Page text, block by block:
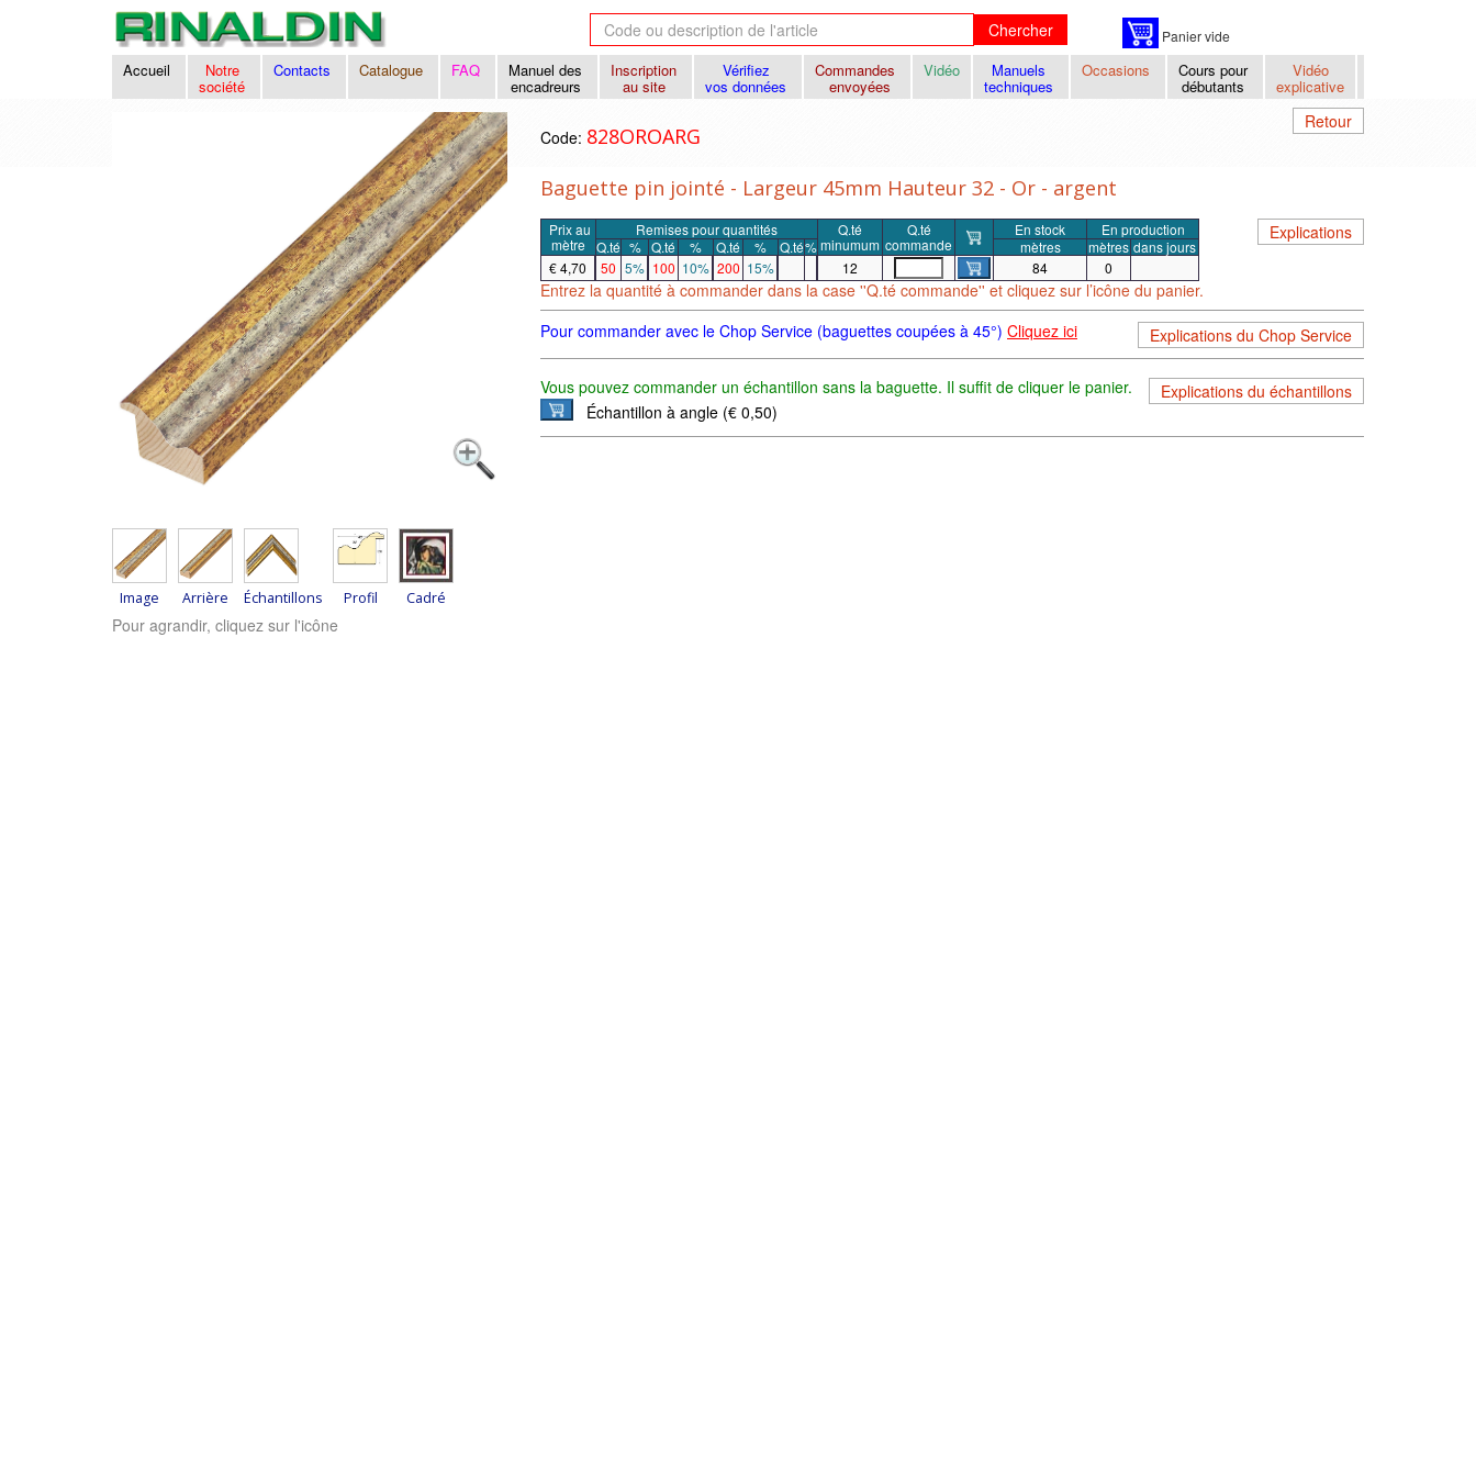
Chercher Panier vide
Accueil Notre
société
Contacts Catalogue FAQ Manuel des
encadreurs
Inscription
au site
Vérifiez
vos données
Commandes
envoyées
Vidéo Manuels
techniques
Occasions Cours pour
débutants
Vidéo
explicative
Retour
Image Arrière Échantillons Profil Cadré
Pour agrandir, cliquez sur l'icône
Code: 828OROARG
Baguette pin jointé - Largeur 45mm Hauteur 32 - Or - argent
Explications
Prixau
mètre
Remises pour quantités
Q.té
minumum
Q.té
commande
En stock
En production
Q.té % Q.té % Q.té % Q.té% mètres mètres dans jours
€ 4,70
50 5% 100 10% 200 15% 12 84 0
Entrez la quantité à commander dans la case ''Q.té commande'' et cliquez sur l’icône du panier.
Pour commander avec le Chop Service (baguettes coupées à 45°) Cliquez ici Explications du Chop Service
Vous pouvez commander un échantillon sans la baguette. Il suffit de cliquer le panier.
Explications du échantillons
Échantillon à angle (€ 0,50)